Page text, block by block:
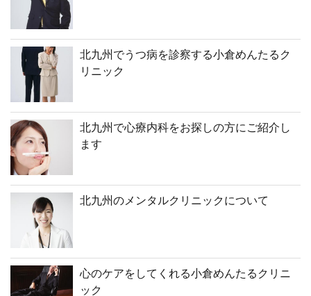
北九州でうつ病を診察する小倉めんたるク
リニック
北九州で心療内科をお探しの方にご紹介し
ます
北九州のメンタルクリニックについて
心のケアをしてくれる小倉めんたるクリニ
ック